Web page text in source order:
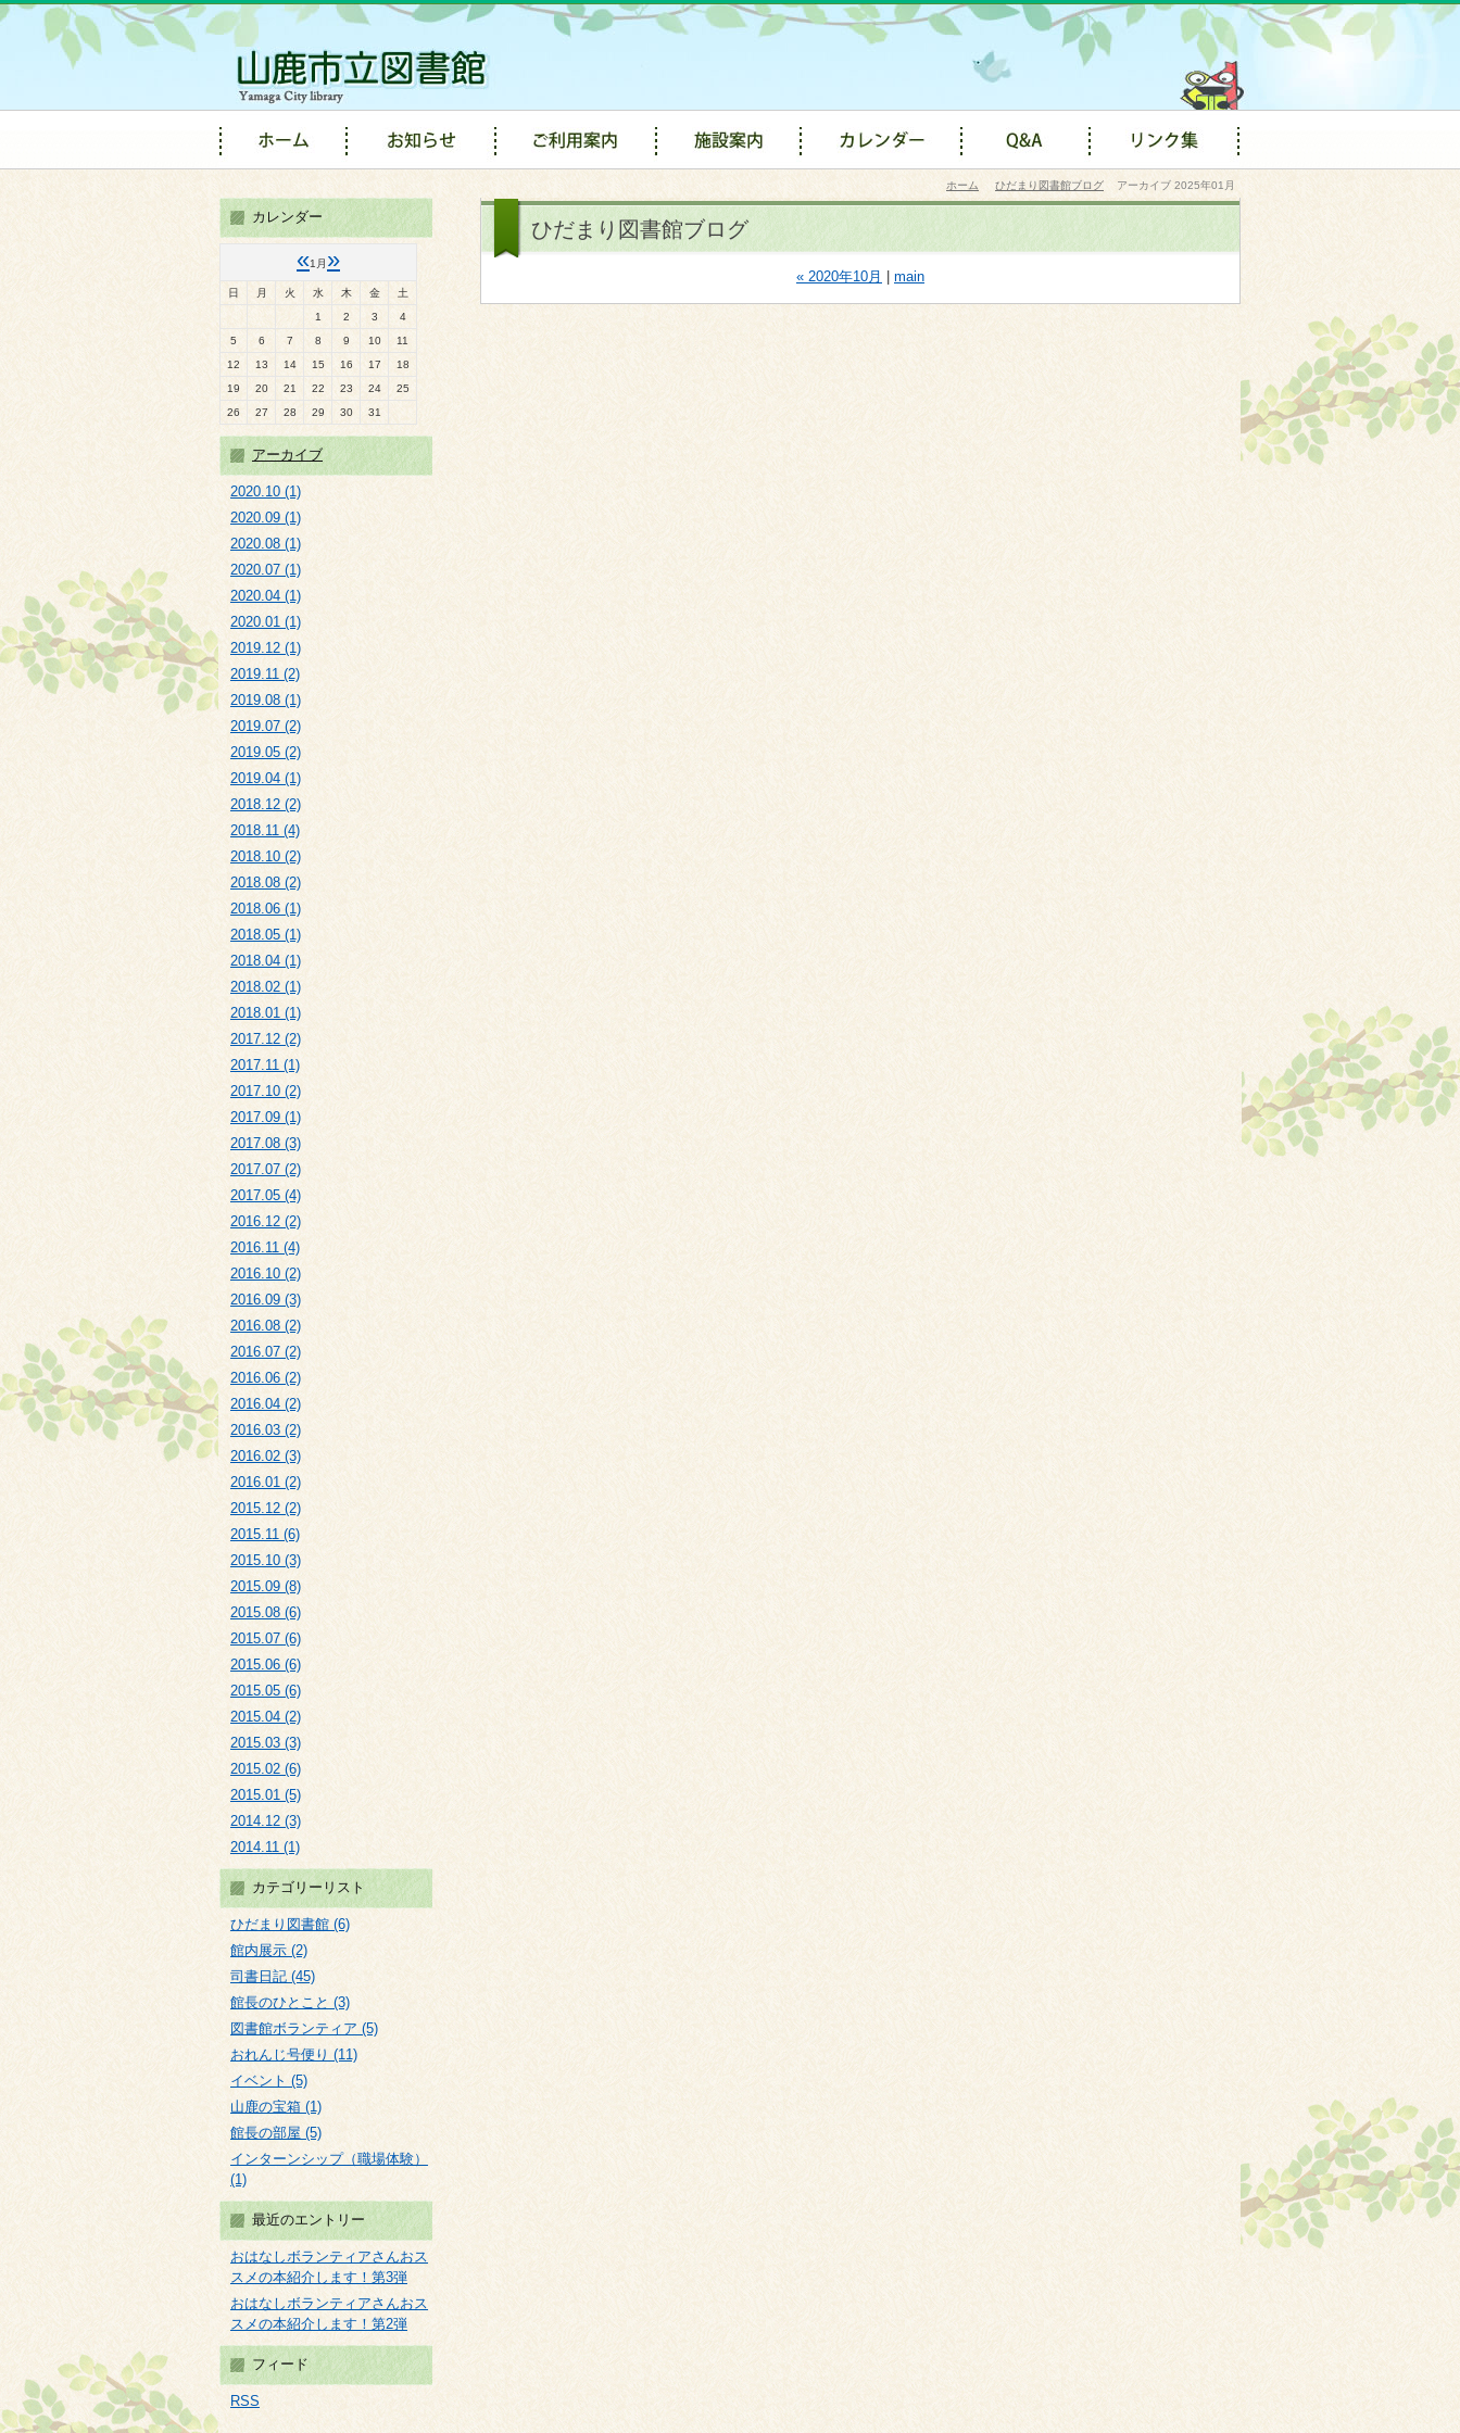
ホーム ひだまり図書館ブログ アーカイブ 2025年01月
ひだまり図書館ブログ
« 2020年10月 main
カレンダー
«1月 »
日 月 火 水 木 金
土
1
2 3
4
5
6 7 8 9 10
11
12
13 14 15 16 17
18
19
20 21 22 23 24
25
26
27 28 29 30 31
アーカイブ
2020.10 (1)
2020.09 (1)
2020.08 (1)
2020.07 (1)
2020.04 (1)
2020.01 (1)
2019.12 (1)
2019.11 (2)
2019.08 (1)
2019.07 (2)
2019.05 (2)
2019.04 (1)
2018.12 (2)
2018.11 (4)
2018.10 (2)
2018.08 (2)
2018.06 (1)
2018.05 (1)
2018.04 (1)
2018.02 (1)
2018.01 (1)
2017.12 (2)
2017.11 (1)
2017.10 (2)
2017.09 (1)
2017.08 (3)
2017.07 (2)
2017.05 (4)
2016.12 (2)
2016.11 (4)
2016.10 (2)
2016.09 (3)
2016.08 (2)
2016.07 (2)
2016.06 (2)
2016.04 (2)
2016.03 (2)
2016.02 (3)
2016.01 (2)
2015.12 (2)
2015.11 (6)
2015.10 (3)
2015.09 (8)
2015.08 (6)
2015.07 (6)
2015.06 (6)
2015.05 (6)
2015.04 (2)
2015.03 (3)
2015.02 (6)
2015.01 (5)
2014.12 (3)
2014.11 (1)
カテゴリーリスト
ひだまり図書館 (6)
館内展示 (2)
司書日記 (45)
館長のひとこと (3)
図書館ボランティア (5)
おれんじ号便り (11)
イベント (5)
山鹿の宝箱 (1)
館長の部屋 (5)
インターンシップ（職場体験）
(1)
最近のエントリー
おはなしボランティアさんおス
スメの本紹介します！第3弾
おはなしボランティアさんおス
スメの本紹介します！第2弾
フィード
RSS